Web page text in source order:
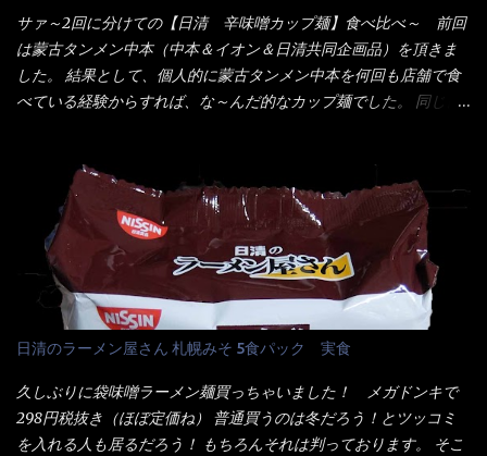
オタイなのと比べれば薄め？ やっぱり調味料の【スパイスガール
ズ】が必要だナァ～ 笑 私は、ブリッキーヌの粉末をよく掛け辛
く...
脂)／加工でん粉、調味料(アミノ酸等)、炭酸カルシウム、カラメ
ル色素、リン酸塩(Na)、増粘多糖類、レシチン、酸化防止剤(ビタ
ミンE)、クチナシ色素、ベニコウジ色素、香料、ビタミンB2、ビ
タミンB1、香辛料抽出物、 カロチン色素 、(一部にえび・小麦・
油脂、植物性たん白、食塩、とろろ芋、卵白)、かやく(小えびてん
ぷら)、添付調味料(砂糖、食塩、しょうゆ、魚介エキス、たん白加
水分解物、ねぎ、香辛料、 植物油 、香味油脂)／加工でん粉、調味
料(アミノ酸等)、炭酸カルシウム、カラメル色素、リン酸塩
(Na)、増粘多糖類、レシチン、酸化防止剤(ビタミンE)、クチナシ
色素、香料、ベニコウジ色素、ビタミンB2、ビタミンB1、香辛料
抽出物、(一部にえび・小麦・そば・卵・ さば ・大豆・豚肉・やま
いも・ゼラチンを含む) 材料から見れば、緑のたぬきの方が蒲鉾が
入っている！ あの半円形のヤツね！ それとカロチン色素・・・
さば！？ さばって鯖か？？ サバ読んでないか？？ ■カロリー
比較 緑のたぬき ...
サァ～2回に分けての【日清 辛味噌カップ麺】食べ比べ～ 前回
は蒙古タンメン中本（中本＆イオン＆日清共同企画品）を頂きま
した。 結果として、個人的に蒙古タンメン中本を何回も店舗で食
べている経験からすれば、な～んだ的なカップ麺でした。 同じ日
いつきました。 見た目は、炎のシルエットが辛さを醸し出してい
る・・・ でもパッケージに惑わされてはいけない！！ 私はペ
ヤングの【獄激辛焼きそば】を完食した漢だ。 その後の獄激辛カ
レーもな！ 今回、カップヌードル激辛味噌はカップに敢えて辛
さレベルが記載されている。 それはレベル5！ 日清としては最上
位の辛さと云っている訳だ。 昨年モデルも食べてはいるけど、1年
も経つと記憶の彼方に・・・いや歳だから記憶力が、どうのこう
のではない。 記憶に残るだけのインパクトに欠けている商品と
云う事（当時） 開封すると・・・ 小袋なんてありゃしない！ カ
ップヌードルは基本蓋開けて、熱湯を注ぐだけで出来る！それが
デビュー時からの最大のポイント。 だから粉末スープの具も全
日清のラーメン屋さん 札幌みそ 5食パック 実食
久しぶりに袋味噌ラーメン麺買っちゃいました！ メガドンキで
298円税抜き（ほぼ定価ね） 普通買うのは冬だろう！とツッコミ
を入れる人も居るだろう！ もちろんそれは判っております。 そこ